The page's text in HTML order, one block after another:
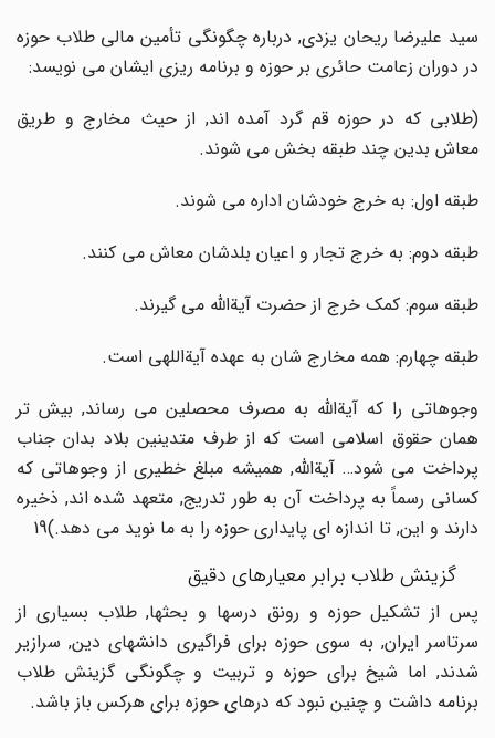
سید علیرضا ریحان یزدی, درباره چگونگی تأمین مالی طلاب حوزه
در دوران زعامت حائری بر حوزه و برنامه ریزی ایشان می نویسد:
(طلابی که در حوزه قم گرد آمده اند, از حیث مخارج و طریق
معاش بدین چند طبقه بخش می شوند.
طبقه اول: به خرج خودشان اداره می شوند.
طبقه دوم: به خرج تجار و اعیان بلدشان معاش می کنند.
طبقه سوم: کمک خرج از حضرت آیةالله می گیرند.
طبقه چهارم: همه مخارج شان به عهده آیةاللهی است.
وجوهاتی را که آیةالله به مصرف محصلین می رساند, بیش تر
همان حقوق اسلامی است که از طرف متدینین بلاد بدان جناب
پرداخت می شود… آیةالله, همیشه مبلغ خطیری از وجوهاتی که
کسانی رسماً به پرداخت آن به طور تدریج, متعهد شده اند, ذخیره
دارند و این, تا اندازه ای پایداری حوزه را به ما نوید می دهد.)19
گزینش طلاب برابر معیارهای دقیق
پس از تشکیل حوزه و رونق درسها و بحثها, طلاب بسیاری از
سرتاسر ایران, به سوی حوزه برای فراگیری دانشهای دین, سرازیر
شدند, اما شیخ برای حوزه و تربیت و چگونگی گزینش طلاب
برنامه داشت و چنین نبود که درهای حوزه برای هرکس باز باشد.